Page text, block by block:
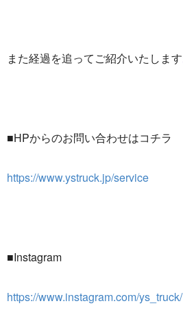
また経過を追ってご紹介いたします
■HPからのお問い合わせはコチラ
https://www.ystruck.jp/service
■Instagram
https://www.instagram.com/ys_truck/